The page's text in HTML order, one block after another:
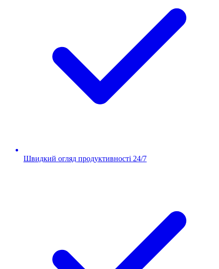
Швидкий огляд продуктивності 24/7